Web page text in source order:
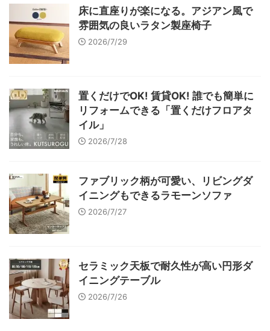
床に直座りが楽になる。アジアン風で
雰囲気の良いラタン製座椅子
2026/7/29
置くだけでOK! 賃貸OK! 誰でも簡単に
リフォームできる「置くだけフロアタ
イル」
2026/7/28
ファブリック柄が可愛い、リビングダ
イニングもできるラモーンソファ
2026/7/27
セラミック天板で耐久性が高い円形ダ
イニングテーブル
2026/7/26